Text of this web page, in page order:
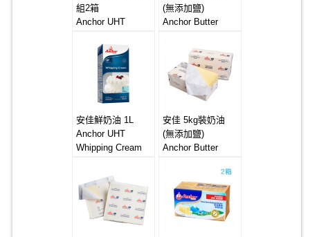
組2箱
Anchor UHT
12x1Litre
(無添加鹽)
Anchor Butter
(Unsalted)
安佳鮮奶油 1L
Anchor UHT
Whipping Cream
安佳 5kg裝奶油
(無添加鹽)
Anchor Butter